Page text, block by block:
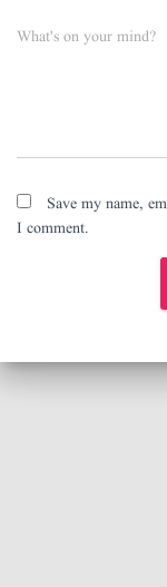
What's on your mind?
Save my name,
I comment.